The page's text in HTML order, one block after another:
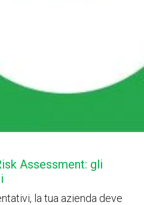
Assessment: gli
la tua azienda deve